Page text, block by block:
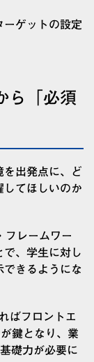
ーゲットの設定
ら「必須
を出発点に、ど
してほしいのか
フレームワー
で、学生に対し
できるようにな
ばフロントエ
鍵となり、業
礎力が必要に